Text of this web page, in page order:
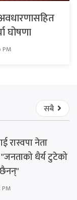
घोषणा
PM
सबै
रास्वपा नेता
धैर्य टुटेको
PM